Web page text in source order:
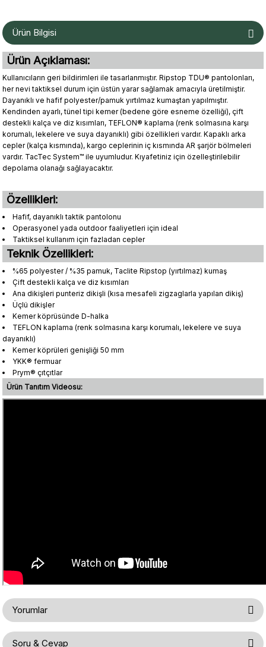
Ürün Bilgisi
Ürün Açıklaması:
Kullanıcıların geri bildirimleri ile tasarlanmıştır. Ripstop TDU® pantolonları,
her nevi taktiksel durum için üstün yarar sağlamak amacıyla üretilmiştir.
Dayanıklı ve hafif polyester/pamuk yırtılmaz kumaştan yapılmıştır.
Kendinden ayarlı, tünel tipi kemer (bedene göre esneme özelliği), çift
destekli kalça ve diz kısımları, TEFLON® kaplama (renk solmasına karşı
korumalı, lekelere ve suya dayanıklı) gibi özellikleri vardır. Kapaklı arka
cepler (kalça kısmında), kargo ceplerinin iç kısmında AR şarjör bölmeleri
vardır. TacTec System™ ile uyumludur. Kıyafetiniz için özelleştirilebilir
depolama olanağı sağlayacaktır.
Özellikleri:
Hafif, dayanıklı taktik pantolonu
Operasyonel yada outdoor faaliyetleri için ideal
Taktiksel kullanım için fazladan cepler
Teknik Özellikleri:
%65 polyester / %35 pamuk, Taclite Ripstop (yırtılmaz) kumaş
Çift destekli kalça ve diz kısımları
Ana dikişleri punteriz dikişli (kısa mesafeli zigzaglarla yapılan dikiş)
Üçlü dikişler
Kemer köprüsünde D-halka
TEFLON kaplama (renk solmasına karşı korumalı, lekelere ve suya
dayanıklı)
Kemer köprüleri genişliği 50 mm
YKK® fermuar
Prym® çıtçıtlar
Ürün Tanıtım Videosu:
Yorumlar
Soru & Cevap